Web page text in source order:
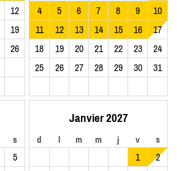
12
19
26
4
5 6 7 8 9
10
11
12 13 14 15 16
17
18
19 20 21 22 23
24
25
26 27 28 29 30 31
s
5
Janvier 2027
d l m m j v s
1
2